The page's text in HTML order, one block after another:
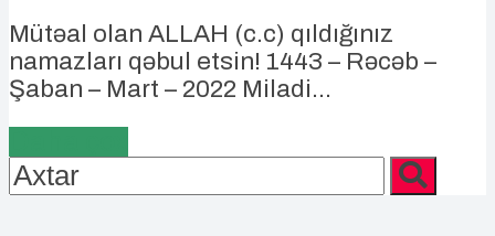
Mütəal olan ALLAH (c.c) qıldığınız
namazları qəbul etsin! 1443 – Rəcəb –
Şaban – Mart – 2022 Miladi...